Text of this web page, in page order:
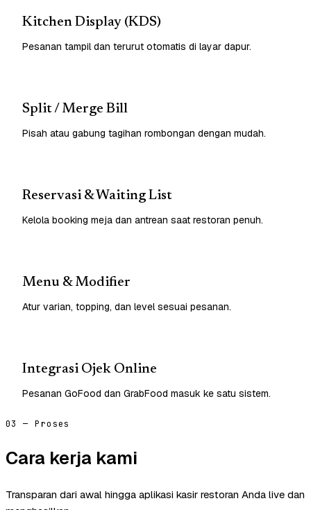
Kitchen Display (KDS)
Pesanan tampil dan terurut otomatis di layar dapur.
Split / Merge Bill
Pisah atau gabung tagihan rombongan dengan mudah.
Reservasi & Waiting List
Kelola booking meja dan antrean saat restoran penuh.
Menu & Modifier
Atur varian, topping, dan level sesuai pesanan.
Integrasi Ojek Online
Pesanan GoFood dan GrabFood masuk ke satu sistem.
03 — Proses
Cara kerja kami
Transparan dari awal hingga aplikasi kasir restoran Anda live dan